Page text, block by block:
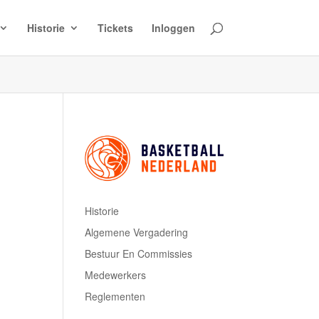
Historie Tickets Inloggen
Historie
Algemene Vergadering
Bestuur En Commissies
Medewerkers
Reglementen